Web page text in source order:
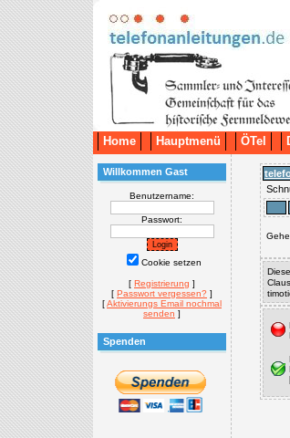
Home Hauptmenü ÖTel
Willkommen Gast
Benutzername:
Passwort:
Cookie setzen
[ Registrierung ]
[ Passwort vergessen? ]
[Aktivierungs Email nochmal
senden ]
Spenden